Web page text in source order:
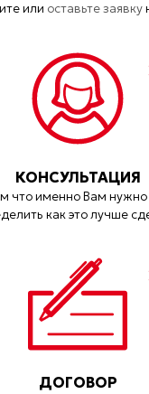
или оставьте заявку
КОНСУЛЬТАЦИЯ
что именно Вам нужно
как это лучше
ДОГОВОР